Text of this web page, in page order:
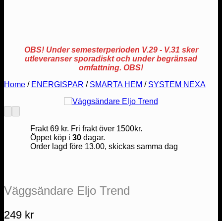
OBS! Under semesterperioden V.29 - V.31 sker
utleveranser sporadiskt och under begränsad
omfattning. OBS!
Home / ENERGISPAR / SMARTA HEM / SYSTEM NEXA
Frakt 69 kr. Fri frakt över 1500kr.
Öppet köp i 30dagar.
Order lagd före 13.00, skickas samma dag
Väggsändare Eljo Trend
249 kr